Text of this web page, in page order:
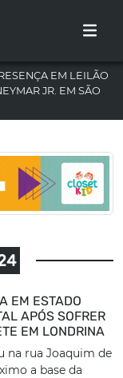
EM LEILÃO
JR. EM SÃO
EM ESTADO
APÓS SOFRER
EM LONDRINA
na rua Joaquim de
a base da